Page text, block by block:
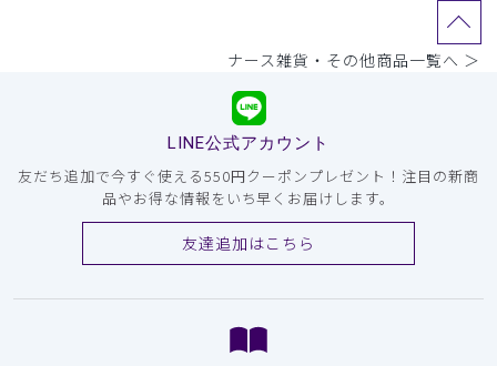
ナース雑貨・その他商品一覧へ ＞
LINE公式アカウント
友だち追加で今すぐ使える550円クーポンプレゼント！注目の新商
品やお得な情報をいち早くお届けします。
友達追加はこちら